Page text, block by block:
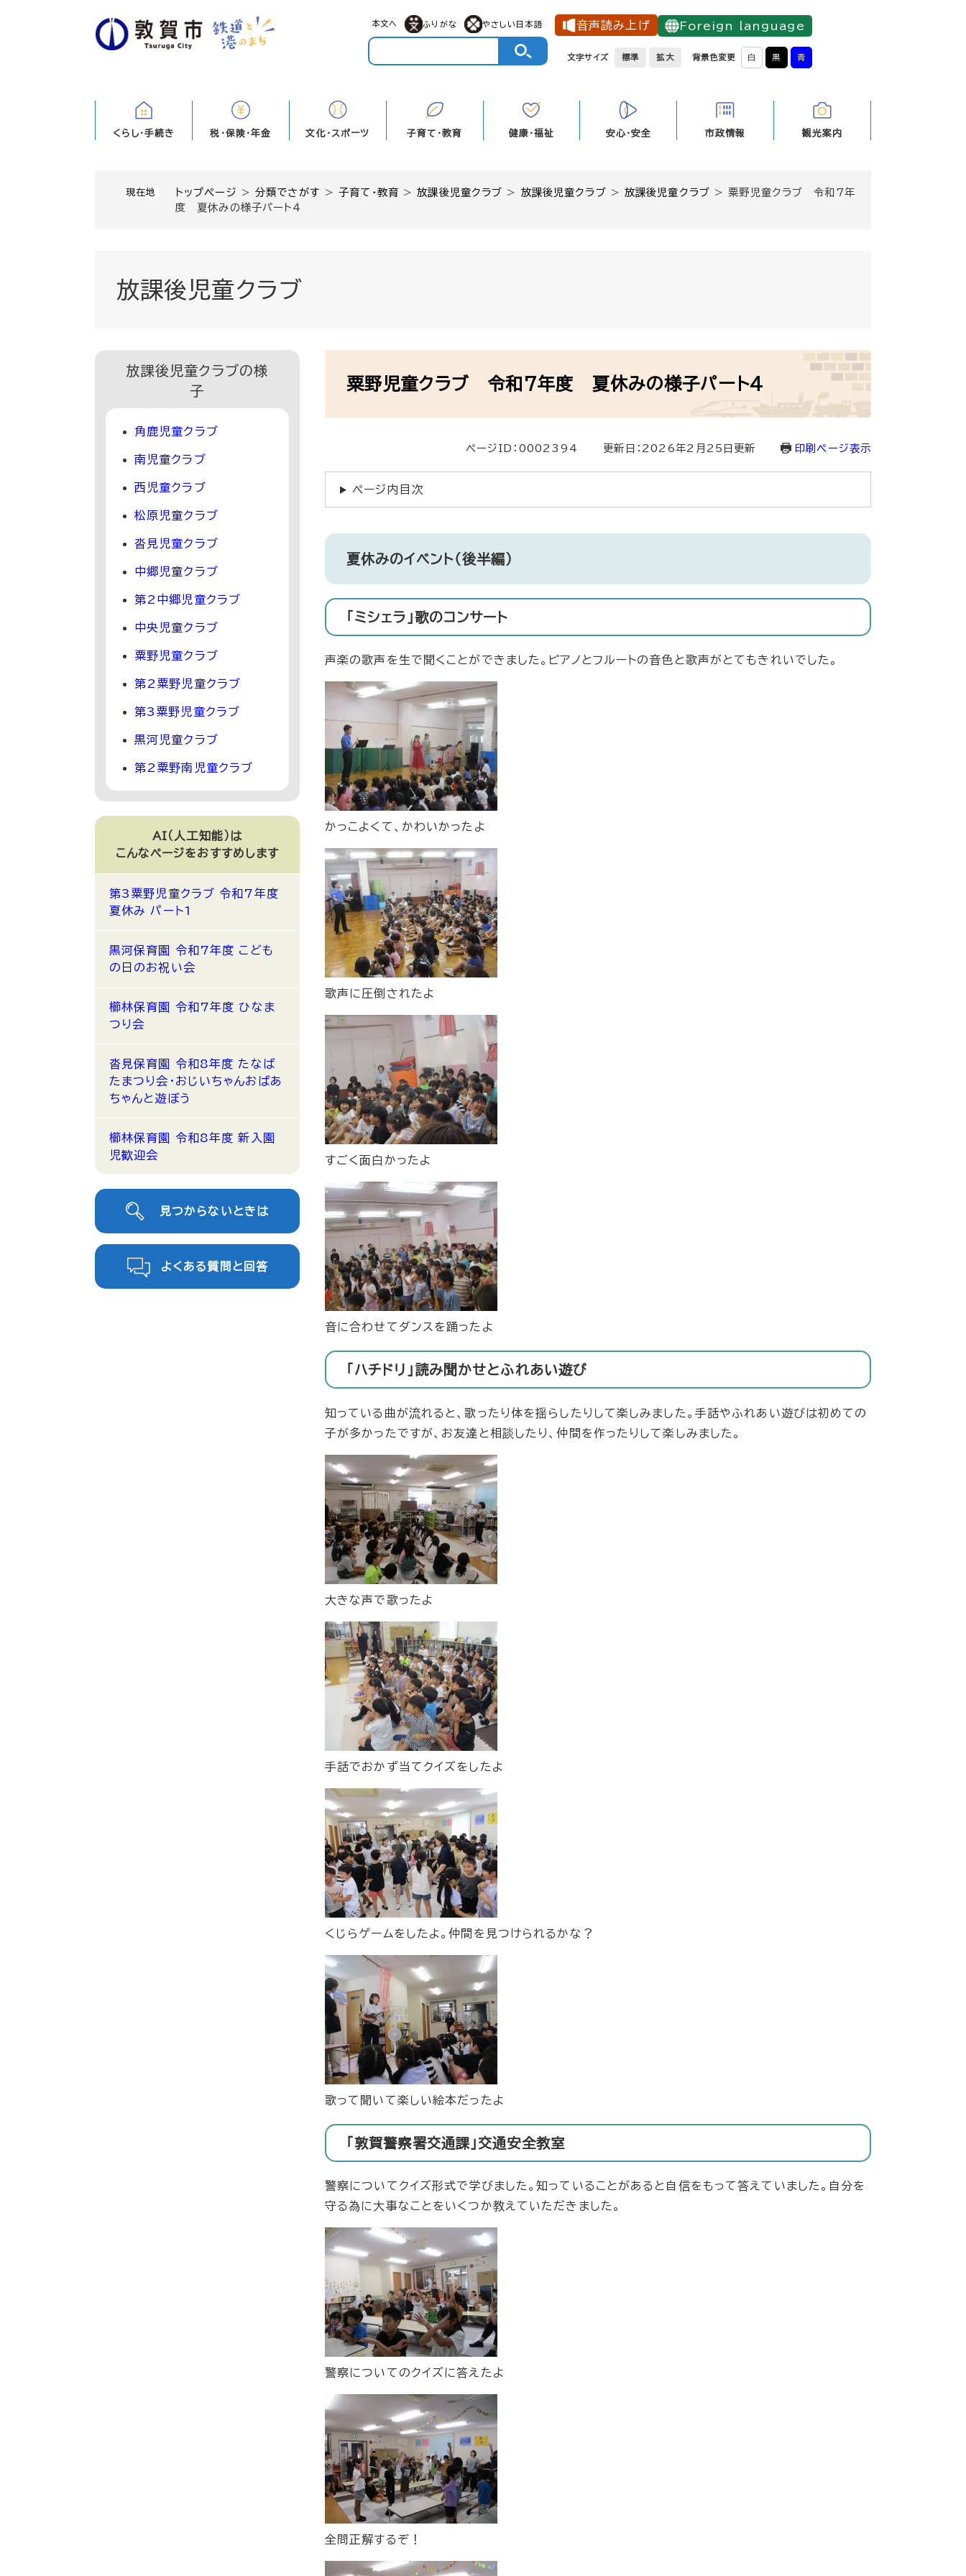
メニューを飛ばして本文へ
本文へ ふりがな やさしい日本語 音声読み上げ Foreign language
文字サイズ 標準 拡大 背景色変更 白 黒 青
くらし・手続き 税・保険・年金 文化・スポーツ 子育て・教育 健康・福祉 安心・安全 市政情報 観光案内
現在地 トップページ >分類でさがす >子育て・教育 >放課後児童クラブ > 放課後児童クラブ >放課後児童クラブ >粟野児童クラブ 令和7年
度 夏休みの様子パート4
放課後児童クラブ
粟野児童クラブ 令和7年度 夏休みの様子パート4
ページID：0002394 更新日：2026年2月25日更新 印刷ページ表示
ページ内目次
夏休みのイベント（後半編）
「ミシェラ」歌のコンサート
声楽の歌声を生で聞くことができました。ピアノとフルートの音色と歌声がとてもきれいでした。
かっこよくて、かわいかったよ
歌声に圧倒されたよ
すごく面白かったよ
音に合わせてダンスを踊ったよ
「ハチドリ」読み聞かせとふれあい遊び
知っている曲が流れると、歌ったり体を揺らしたりして楽しみました。手話やふれあい遊びは初めての
子が多かったですが、お友達と相談したり、仲間を作ったりして楽しみました。
大きな声で歌ったよ
手話でおかず当てクイズをしたよ
くじらゲームをしたよ。仲間を見つけられるかな？
歌って聞いて楽しい絵本だったよ
「敦賀警察署交通課」交通安全教室
警察についてクイズ形式で学びました。知っていることがあると自信をもって答えていました。自分を
守る為に大事なことをいくつか教えていただきました。
警察についてのクイズに答えたよ
全問正解するぞ！
放課後児童クラブの様
子
角鹿児童クラブ
南児童クラブ
西児童クラブ
松原児童クラブ
沓見児童クラブ
中郷児童クラブ
第2中郷児童クラブ
中央児童クラブ
粟野児童クラブ
第2粟野児童クラブ
第3粟野児童クラブ
黒河児童クラブ
第2粟野南児童クラブ
AI（人工知能）は
こんなページをおすすめします
第3粟野児童クラブ 令和7年度
夏休み パート1
黒河保育園 令和7年度 こども
の日のお祝い会
櫛林保育園 令和7年度 ひなま
つり会
沓見保育園 令和8年度 たなば
たまつり会・おじいちゃんおばあ
ちゃんと遊ぼう
櫛林保育園 令和8年度 新入園
児歓迎会
見つからないときは
よくある質問と回答